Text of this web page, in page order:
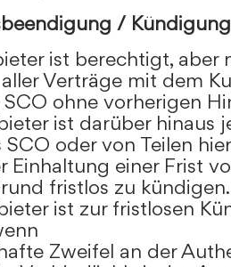
/ Kündigung
ist berechtigt, aber
Verträge mit dem
ohne vorherigen
ist darüber hinaus
oder von Teilen
Einhaltung einer Frist
fristlos zu kündigen.
ist zur fristlosen
Zweifel an der